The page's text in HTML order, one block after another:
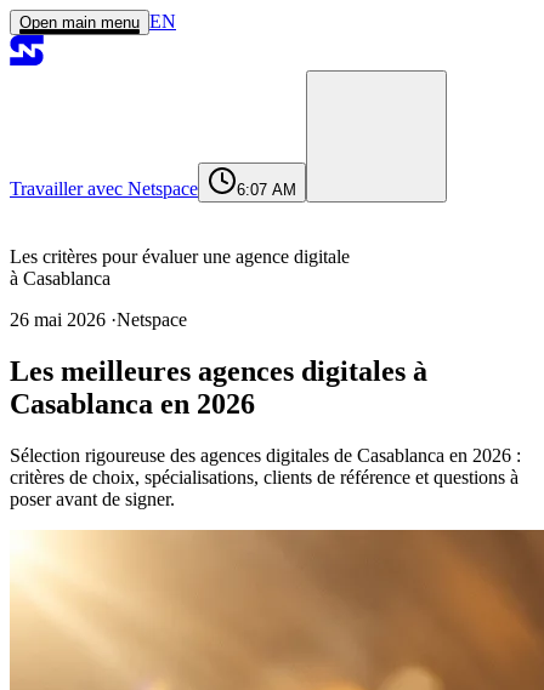
Open main menu EN
Travailler avec Netspace 6:07 AM
Les critères pour évaluer une agence digitale
à Casablanca
Les critères pour évaluer une agence
digitale à Casablanca
Le portfolio : au-delà des logos
La transparence sur la méthode et le
reporting
La cohérence entre positionnement
26 mai 2026 ·Netspace
Les meilleures agences digitales à
Casablanca en 2026
Sélection rigoureuse des agences digitales de Casablanca en 2026 :
critères de choix, spécialisations, clients de référence et questions à
poser avant de signer.